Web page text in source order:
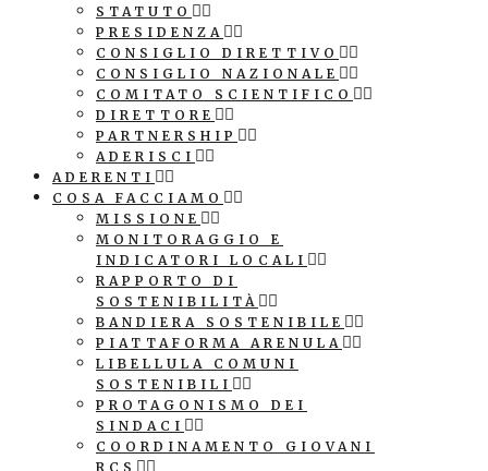
STATUTO
PRESIDENZA
CONSIGLIO DIRETTIVO
CONSIGLIO NAZIONALE
COMITATO SCIENTIFICO
DIRETTORE
PARTNERSHIP
ADERISCI
ADERENTI
COSA FACCIAMO
MISSIONE
MONITORAGGIO E
INDICATORI LOCALI
RAPPORTO DI
SOSTENIBILITÀ
BANDIERA SOSTENIBILE
PIATTAFORMA ARENULA
LIBELLULA COMUNI
SOSTENIBILI
PROTAGONISMO DEI
SINDACI
COORDINAMENTO GIOVANI
RCS